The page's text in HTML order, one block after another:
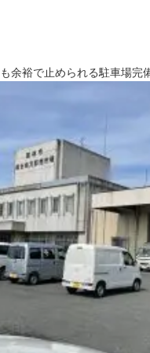
余裕で止められる駐車場完